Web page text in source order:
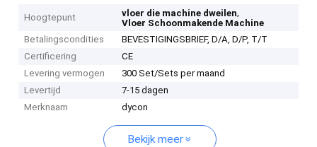
Hoogtepunt vloer die machine dweilen,
Vloer Schoonmakende Machine
Betalingscondities
BEVESTIGINGSBRIEF, D/A, D/P, T/T
Certificering
CE
Levering vermogen
300 Set/Sets per maand
Levertijd
7-15 dagen
Merknaam
dycon
Bekijk meer